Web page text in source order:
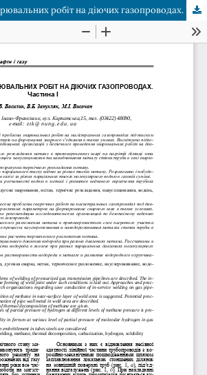
До проблеми зварювальних робіт на діючих газопроводах. Частина І